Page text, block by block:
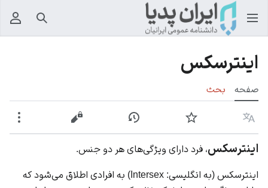
جستجو
اینترسکس
صفحه بحث
زبان پیگیری نمایش تاریخچهنمایش مبدأ
اینترسکس، فرد دارای ویژگی‌های هر دو جنس.
اینترسکس (به انگلیسی: Intersex) به افرادی اطلاق می‌شود که